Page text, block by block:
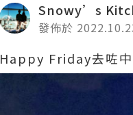
Snowy’s
發佈於
Happy Friday去咗